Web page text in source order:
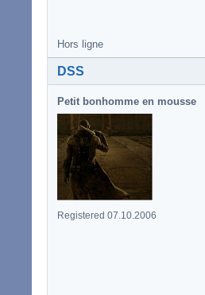
Hors ligne
DSS
Petit bonhomme en mousse
Registered 07.10.2006